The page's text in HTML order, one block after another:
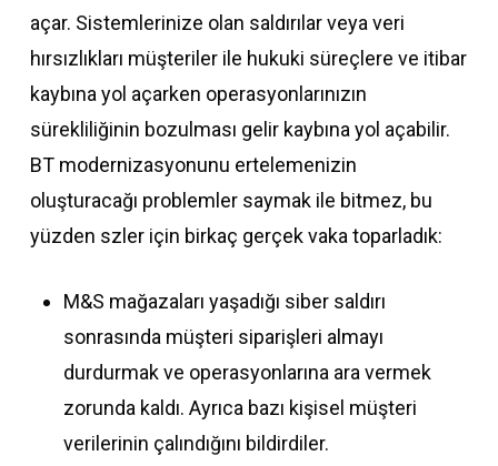
açar. Sistemlerinize olan saldırılar veya veri
hırsızlıkları müşteriler ile hukuki süreçlere ve itibar
kaybına yol açarken operasyonlarınızın
sürekliliğinin bozulması gelir kaybına yol açabilir.
BT modernizasyonunu ertelemenizin
oluşturacağı problemler saymak ile bitmez, bu
yüzden szler için birkaç gerçek vaka toparladık:
M&S mağazaları yaşadığı siber saldırı
sonrasında müşteri siparişleri almayı
durdurmak ve operasyonlarına ara vermek
zorunda kaldı. Ayrıca bazı kişisel müşteri
verilerinin çalındığını bildirdiler.